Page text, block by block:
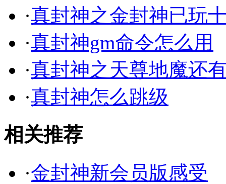
·真封神之金封神已玩
·真封神gm命令怎么用
·真封神之天尊地魔还
·真封神怎么跳级
相关推荐
·金封神新会员版感受